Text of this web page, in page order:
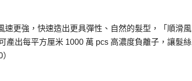
更強，快速造出更具彈性、自然的髮型，「順滑風
產出每平方厘米 1000 萬 pcs 高濃度負離子，讓髮絲